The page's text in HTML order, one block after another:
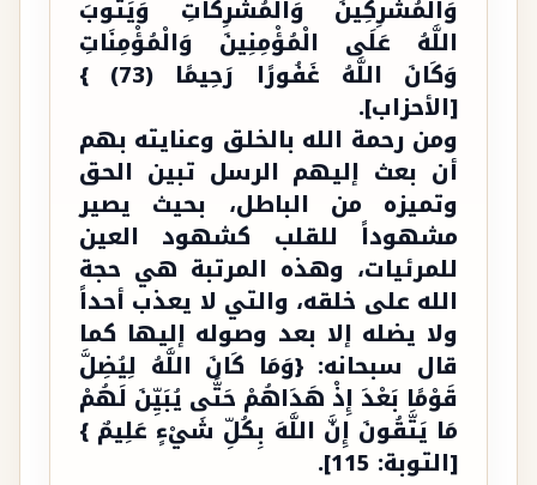
وَالْمُشْرِكِينَ وَالْمُشْرِكَاتِ وَيَتُوبَ
اللَّهُ عَلَى الْمُؤْمِنِينَ وَالْمُؤْمِنَاتِ
وَكَانَ اللَّهُ غَفُورًا رَحِيمًا (73) }
[الأحزاب].
ومن رحمة الله بالخلق وعنايته بهم
أن بعث إليهم الرسل تبين الحق
وتميزه من الباطل، بحيث يصير
مشهوداً للقلب كشهود العين
للمرئيات، وهذه المرتبة هي حجة
الله على خلقه، والتي لا يعذب أحداً
ولا يضله إلا بعد وصوله إليها كما
قال سبحانه: {وَمَا كَانَ اللَّهُ لِيُضِلَّ
قَوْمًا بَعْدَ إِذْ هَدَاهُمْ حَتَّى يُبَيِّنَ لَهُمْ
مَا يَتَّقُونَ إِنَّ اللَّهَ بِكُلِّ شَيْءٍ عَلِيمٌ }
[التوبة: 115].